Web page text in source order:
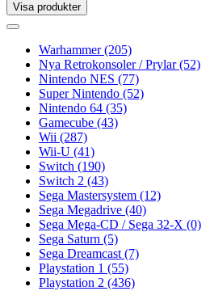
Visa produkter
Toggle
Toggle
navigationWarhammer(205)
Nya Retrokonsoler / Prylar(52)
Nintendo NES (77)
Super Nintendo (52)
Nintendo 64 (35)
Gamecube (43)
Wii (287)
Wii-U (41)
Switch (190)
Switch 2 (43)
Sega Mastersystem (12)
Sega Megadrive (40)
Sega Mega-CD / Sega 32-X (0)
Sega Saturn (5)
Sega Dreamcast (7)
Playstation 1 (55)
Playstation 2 (436)